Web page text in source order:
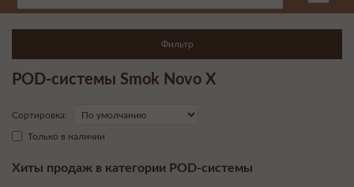
Фильтр
POD-системы Smok Novo X
Сортировка:
Только в наличии
Хиты продаж в категории POD-системы